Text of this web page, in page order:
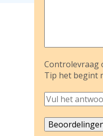
Controlevraag
Tip het begint